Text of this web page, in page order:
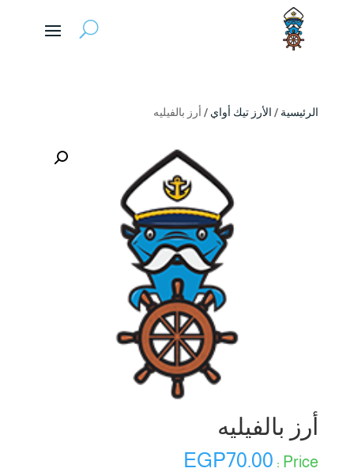
الرئيسية / الأرز تيك أواي / أرز بالفيليه
أرز بالفيليه
EGP70.00